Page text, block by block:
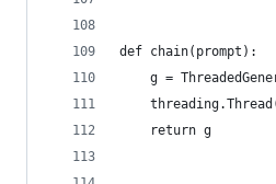
def chain(prompt):
g =
    return g